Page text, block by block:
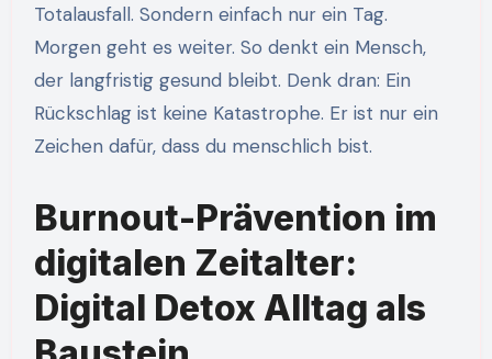
Totalausfall. Sondern einfach nur ein Tag.
Morgen geht es weiter. So denkt ein Mensch,
der langfristig gesund bleibt. Denk dran: Ein
Rückschlag ist keine Katastrophe. Er ist nur ein
Zeichen dafür, dass du menschlich bist.
Burnout-Prävention im
digitalen Zeitalter:
Digital Detox Alltag als